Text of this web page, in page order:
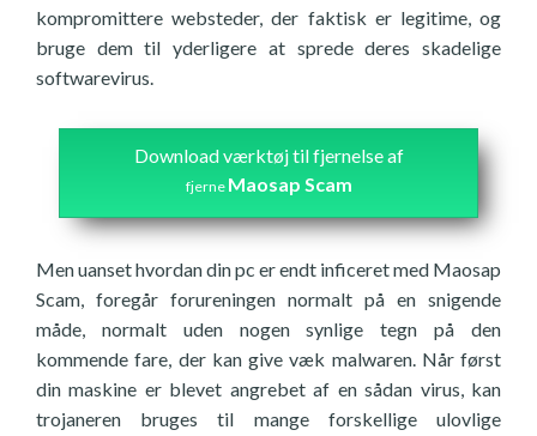
kompromittere websteder, der faktisk er legitime, og
bruge dem til yderligere at sprede deres skadelige
softwarevirus.
Download værktøj til fjernelse af
fjerne Maosap Scam
Men uanset hvordan din pc er endt inficeret med Maosap
Scam, foregår forureningen normalt på en snigende
måde, normalt uden nogen synlige tegn på den
kommende fare, der kan give væk malwaren. Når først
din maskine er blevet angrebet af en sådan virus, kan
trojaneren bruges til mange forskellige ulovlige